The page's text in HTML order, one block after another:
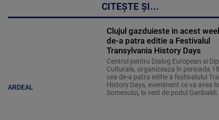
CITEȘTE ȘI...
ARDEAL
Clujul gazduieste in acest
de-a patra editie a Festivalul
Transylvania History Days
Centrul pentru Dialog European si
Culturala, organizeaza în perioada
cea de-a patra editie a festivalului
History Days, eveniment ce va avea
Somesului, la vest de podul Garibaldi.